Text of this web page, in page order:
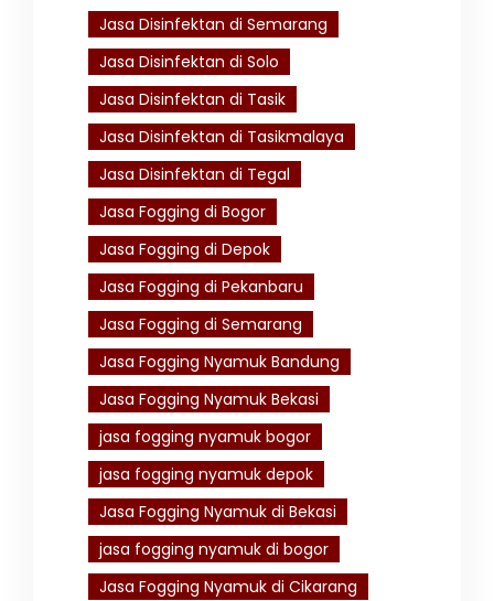
Jasa Disinfektan di Semarang
Jasa Disinfektan di Solo
Jasa Disinfektan di Tasik
Jasa Disinfektan di Tasikmalaya
Jasa Disinfektan di Tegal
Jasa Fogging di Bogor
Jasa Fogging di Depok
Jasa Fogging di Pekanbaru
Jasa Fogging di Semarang
Jasa Fogging Nyamuk Bandung
Jasa Fogging Nyamuk Bekasi
jasa fogging nyamuk bogor
jasa fogging nyamuk depok
Jasa Fogging Nyamuk di Bekasi
jasa fogging nyamuk di bogor
Jasa Fogging Nyamuk di Cikarang